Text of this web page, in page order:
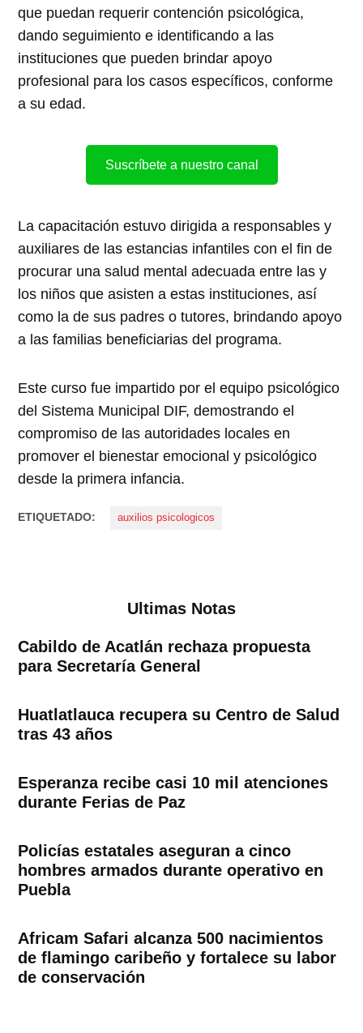
que puedan requerir contención psicológica,
dando seguimiento e identificando a las
instituciones que pueden brindar apoyo
profesional para los casos específicos, conforme
a su edad.
Suscríbete a nuestro canal
La capacitación estuvo dirigida a responsables y
auxiliares de las estancias infantiles con el fin de
procurar una salud mental adecuada entre las y
los niños que asisten a estas instituciones, así
como la de sus padres o tutores, brindando apoyo
a las familias beneficiarias del programa.
Este curso fue impartido por el equipo psicológico
del Sistema Municipal DIF, demostrando el
compromiso de las autoridades locales en
promover el bienestar emocional y psicológico
desde la primera infancia.
ETIQUETADO: auxilios psicologicos
Ultimas Notas
Cabildo de Acatlán rechaza propuesta
para Secretaría General
Huatlatlauca recupera su Centro de Salud
tras 43 años
Esperanza recibe casi 10 mil atenciones
durante Ferias de Paz
Policías estatales aseguran a cinco
hombres armados durante operativo en
Puebla
Africam Safari alcanza 500 nacimientos
de flamingo caribeño y fortalece su labor
de conservación